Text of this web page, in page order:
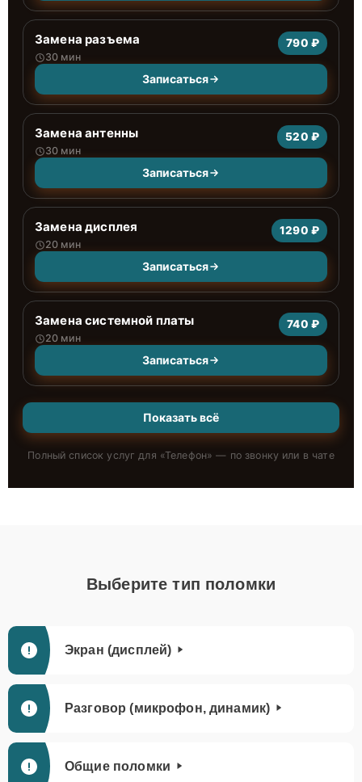
Замена разъема
30 мин
790 ₽
Записаться
Замена антенны
30 мин
520 ₽
Записаться
Замена дисплея
20 мин
1290 ₽
Записаться
Замена системной платы
20 мин
740 ₽
Записаться
Показать всё
Полный список услуг для «Телефон» — по звонку или в чате
Выберите тип поломки
Экран (дисплей)
Разговор (микрофон, динамик)
Общие поломки